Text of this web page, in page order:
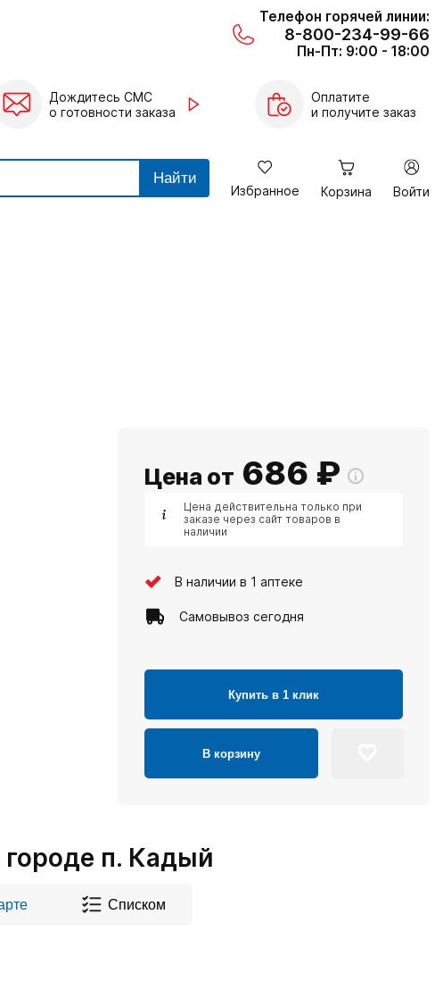
Телефон горячей линии:
8-800-234-99-66
Пн-Пт: 9:00 - 18:00
Дождитесь СМС
о готовности заказа
Оплатите
и получите заказ
Найти
Избранное Корзина Войти
Цена от 686 ₽
Цена действительна только при
заказе через сайт товаров в
наличии
В наличии в 1 аптеке
Самовывоз сегодня
Купить в 1 клик
В корзину
п. Кадый
Списком